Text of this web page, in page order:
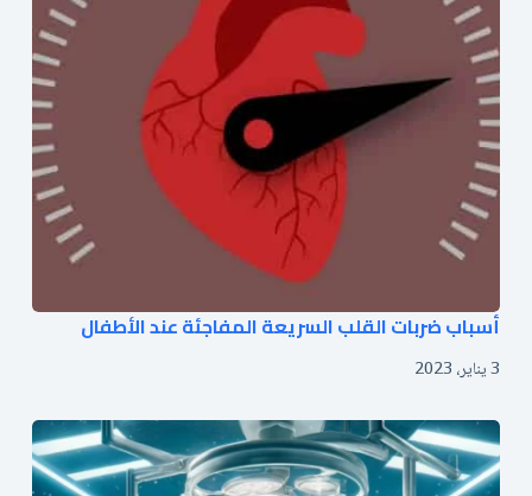
أسباب ضربات القلب السريعة المفاجئة عند الأطفال
3 يناير، 2023